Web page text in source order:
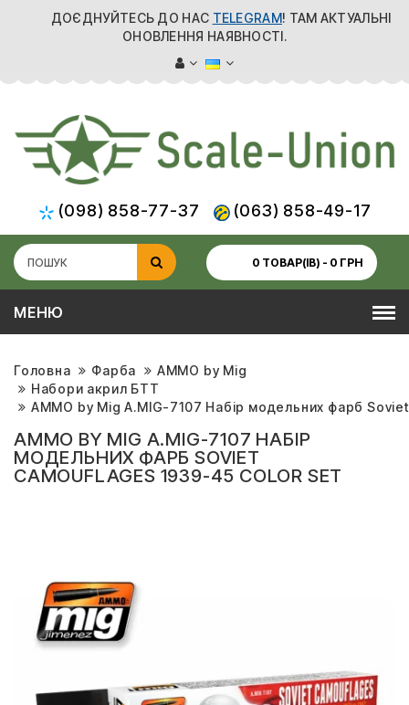
ДОЄДНУЙТЕСЬ ДО НАС TELEGRAM! ТАМ АКТУАЛЬНІ
ОНОВЛЕННЯ НАЯВНОСТІ.
(098) 858-77-37 (063) 858-49-17
0 ТОВАР(ІВ) - 0 ГРН
МЕНЮ
Головна Фарба
AMMO by Mig
Набори акрил БТТ
AMMO by Mig A.MIG-7107 Набір модельних фарб
AMMO BY MIG A.MIG-7107 НАБІР
МОДЕЛЬНИХ ФАРБ SOVIET
CAMOUFLAGES 1939-45 COLOR SET